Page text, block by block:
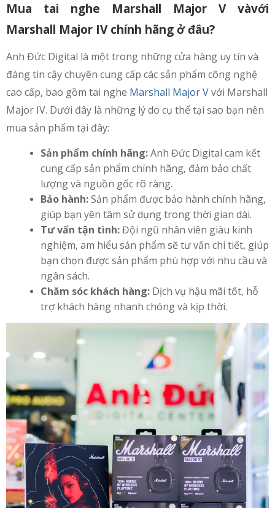
Mua tai nghe Marshall Major V vàvới
Marshall Major IV chính hãng ở đâu?
Anh Đức Digital là một trong những cửa hàng uy tín và
đáng tin cậy chuyên cung cấp các sản phẩm công nghệ
cao cấp, bao gồm tai nghe Marshall Major Vvới Marshall
Major IV. Dưới đây là những lý do cụ thể tại sao bạn nên
mua sản phẩm tại đây:
Sản phẩm chính hãng:Anh Đức Digital cam kết
cung cấp sản phẩm chính hãng, đảm bảo chất
lượng và nguồn gốc rõ ràng.
Bảo hành:Sản phẩm được bảo hành chính hãng,
giúp bạn yên tâm sử dụng trong thời gian dài.
Tư vấn tận tình:Đội ngũ nhân viên giàu kinh
nghiệm, am hiểu sản phẩm sẽ tư vấn chi tiết, giúp
bạn chọn được sản phẩm phù hợp với nhu cầu và
ngân sách.
Chăm sóc khách hàng: Dịch vụ hậu mãi tốt, hỗ
trợ khách hàng nhanh chóng và kịp thời.